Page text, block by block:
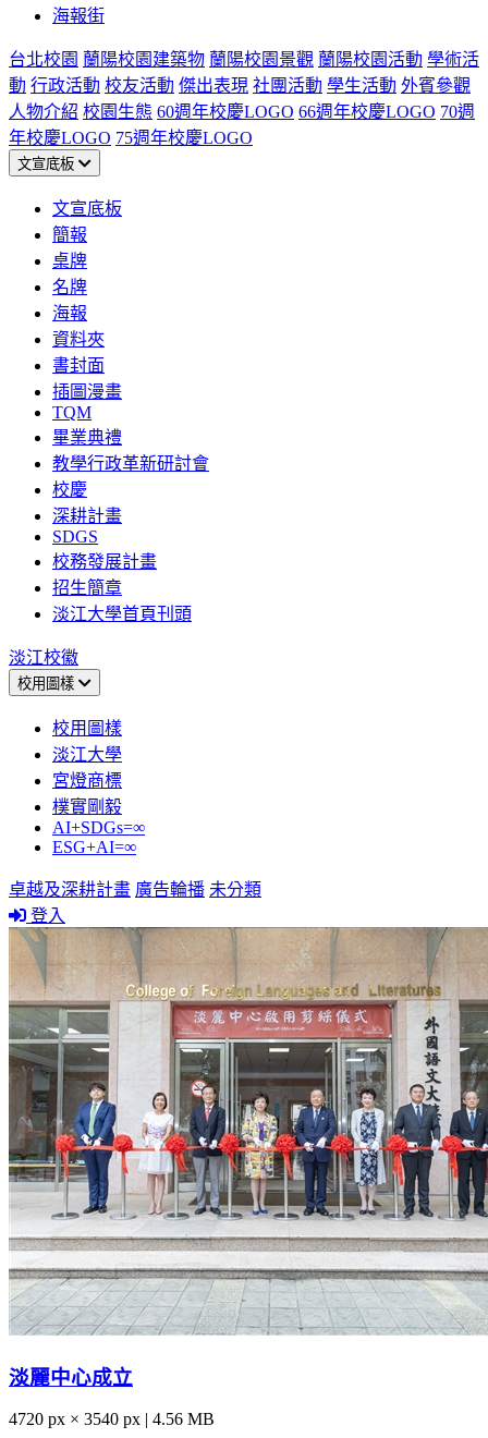
海報街
台北校園 蘭陽校園建築物 蘭陽校園景觀 蘭陽校園活動 學術活
動 行政活動 校友活動 傑出表現 社團活動 學生活動 外賓參觀
人物介紹 校園生態 60週年校慶LOGO 66週年校慶LOGO 70週
年校慶LOGO 75週年校慶LOGO
文宣底板
文宣底板
簡報
桌牌
名牌
海報
資料夾
書封面
插圖漫畫
TQM
畢業典禮
教學行政革新研討會
校慶
深耕計畫
SDGS
校務發展計畫
招生簡章
淡江大學首頁刊頭
淡江校徽
校用圖樣
校用圖樣
淡江大學
宮燈商標
樸實剛毅
AI+SDGs=∞
ESG+AI=∞
卓越及深耕計畫 廣告輪播 未分類
登入
淡麗中心成立
4720 px × 3540 px | 4.56 MB